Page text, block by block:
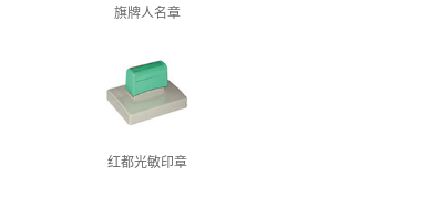
旗牌人名章
红都光敏印章